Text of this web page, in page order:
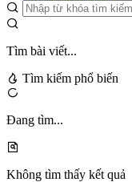
Tìm bài viết...
Tìm kiếm phổ biến
Đang tìm...
Không tìm thấy kết quả